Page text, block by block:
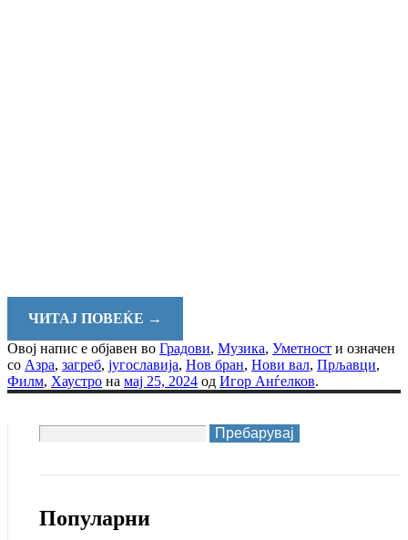
ЧИТАЈ ПОВЕЌЕ →
Овој напис е објавен во Градови, Музика, Уметност и означен
со Азра, загреб, југославија, Нов бран, Нови вал, Прљавци,
Филм, Хаустро на мај 25, 2024 од Игор Анѓелков.
Пребарувај
Популарни